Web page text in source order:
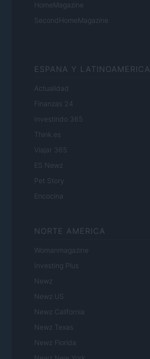
HomeMagazine
SecondHomeMagazine
ESPANA Y LATINOAMERICA
Actualidad
Finanzas 24
Investindo 365
Think.es
Viajar 365
ES Newz
Pet Story
Encocina
NORTE AMERICA
Womanmagazine
Investing Plus
Newz
Newz US
Newz California
Newz Texas
Newz Florida